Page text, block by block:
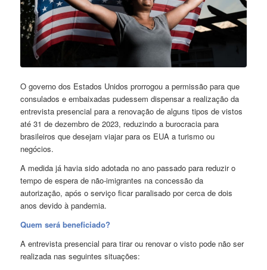
O governo dos Estados Unidos prorrogou a permissão para que
consulados e embaixadas pudessem dispensar a realização da
entrevista presencial para a renovação de alguns tipos de vistos
até 31 de dezembro de 2023, reduzindo a burocracia para
brasileiros que desejam viajar para os EUA a turismo ou
negócios.
A medida já havia sido adotada no ano passado para reduzir o
tempo de espera de não-imigrantes na concessão da
autorização, após o serviço ficar paralisado por cerca de dois
anos devido à pandemia.
Quem será beneficiado?
A entrevista presencial para tirar ou renovar o visto pode não ser
realizada nas seguintes situações: